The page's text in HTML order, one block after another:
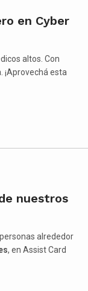
en Cyber
altos. Con
¡Aprovechá esta
nuestros
alrededor
, en Assist Card